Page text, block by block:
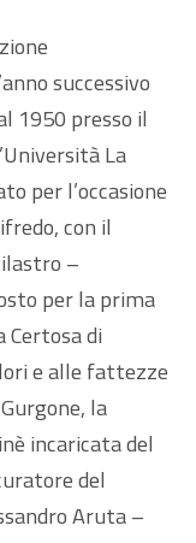
successivo
1950 presso il
La
per l’occasione
con il
–
per la prima
di
e alle fattezze
la
incaricata del
del
Aruta –